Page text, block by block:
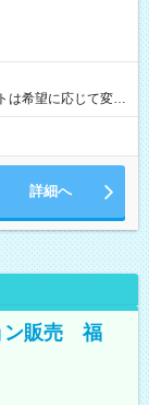
は希望に応じて変更
詳細へ
ン販売 福